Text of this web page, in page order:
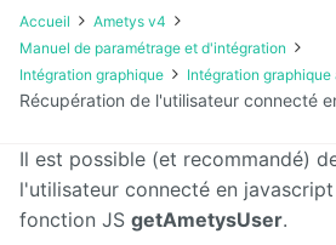
Manuel
utilisateur
Manuel
d'exploitation
Manuel
d'administration
Accueil
Ametys v4
Manuel de paramétrage et d'intégration
Intégration graphique
Intégration
Récupération de l'utilisateur connecté
Il est possible (et recommandé)
l'utilisateur connecté en
fonction JS getAmetysUser.